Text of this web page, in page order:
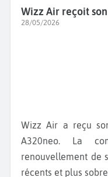
Wizz Air reçoit
28/05/2026
Wizz Air a reçu son 200ème avion de la famille
A320neo. La
renouvellement de
récents et plus